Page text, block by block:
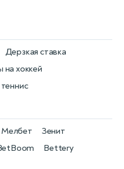
на хоккей
Дерзкая ставка
Мелбет
Bettery
Зенит